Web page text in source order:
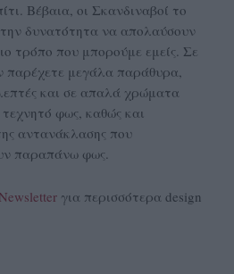
Βέβαια, οι Σκανδιναβοί το
δυνατότητα να απολαύσουν
τρόπο που μπορούμε εμείς. Σε
παρέχετε μεγάλα παράθυρα,
και σε απαλά χρώματα
φως, καθώς και
αντανάκλασης που
παραπάνω φως.
για περισσότερα design